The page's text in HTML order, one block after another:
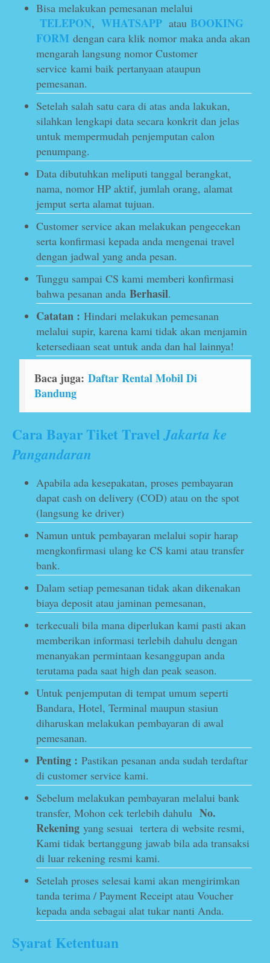
Bisa melakukan pemesanan melalui
TELEPON, WHATSAPP atau BOOKING
FORM dengan cara klik nomor maka anda akan
mengarah langsung nomor Customer
service kami baik pertanyaan ataupun
pemesanan.
Setelah salah satu cara di atas anda lakukan,
silahkan lengkapi data secara konkrit dan jelas
untuk mempermudah penjemputan calon
penumpang.
Data dibutuhkan meliputi tanggal berangkat,
nama, nomor HP aktif, jumlah orang, alamat
jemput serta alamat tujuan.
Customer service akan melakukan pengecekan
serta konfirmasi kepada anda mengenai travel
dengan jadwal yang anda pesan.
Tunggu sampai CS kami memberi konfirmasi
bahwa pesanan anda Berhasil.
Catatan : Hindari melakukan pemesanan
melalui supir, karena kami tidak akan menjamin
ketersediaan seat untuk anda dan hal lainnya!
Baca juga:Daftar Rental Mobil Di
Bandung
Cara Bayar Tiket TravelJakarta ke
Pangandaran
Apabila ada kesepakatan, proses pembayaran
dapat cash on delivery (COD) atau on the spot
(langsung ke driver)
Namun untuk pembayaran melalui sopir harap
mengkonfirmasi ulang ke CS kami atau transfer
bank.
Dalam setiap pemesanan tidak akan dikenakan
biaya deposit atau jaminan pemesanan,
terkecuali bila mana diperlukan kami pasti akan
memberikan informasi terlebih dahulu dengan
menanyakan permintaan kesanggupan anda
terutama pada saat high dan peak season.
Untuk penjemputan di tempat umum seperti
Bandara, Hotel, Terminal maupun stasiun
diharuskan melakukan pembayaran di awal
pemesanan.
Penting : Pastikan pesanan anda sudah terdaftar
di customer service kami.
Sebelum melakukan pembayaran melalui bank
transfer, Mohon cek terlebih dahulu No.
Rekening yang sesuai tertera di website resmi,
Kami tidak bertanggung jawab bila ada transaksi
di luar rekening resmi kami.
Setelah proses selesai kami akan mengirimkan
tanda terima / Payment Receipt atau Voucher
kepada anda sebagai alat tukar nanti Anda.
Syarat Ketentuan